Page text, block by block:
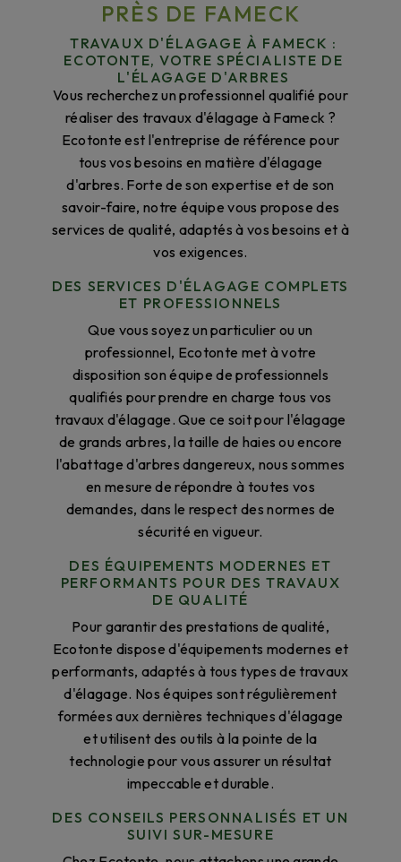
PRÈS DE FAMECK
TRAVAUX D'ÉLAGAGE À FAMECK :
ECOTONTE, VOTRE SPÉCIALISTE DE
L'ÉLAGAGE D'ARBRES
Vous recherchez un professionnel qualifié pour
réaliser des travaux d'élagage à Fameck ?
Ecotonte est l'entreprise de référence pour
tous vos besoins en matière d'élagage
d'arbres. Forte de son expertise et de son
savoir-faire, notre équipe vous propose des
services de qualité, adaptés à vos besoins et à
vos exigences.
DES SERVICES D'ÉLAGAGE COMPLETS
ET PROFESSIONNELS
Que vous soyez un particulier ou un
professionnel, Ecotonte met à votre
disposition son équipe de professionnels
qualifiés pour prendre en charge tous vos
travaux d'élagage. Que ce soit pour l'élagage
de grands arbres, la taille de haies ou encore
l'abattage d'arbres dangereux, nous sommes
en mesure de répondre à toutes vos
demandes, dans le respect des normes de
sécurité en vigueur.
DES ÉQUIPEMENTS MODERNES ET
PERFORMANTS POUR DES TRAVAUX
DE QUALITÉ
Pour garantir des prestations de qualité,
Ecotonte dispose d'équipements modernes et
performants, adaptés à tous types de travaux
d'élagage. Nos équipes sont régulièrement
formées aux dernières techniques d'élagage
et utilisent des outils à la pointe de la
technologie pour vous assurer un résultat
impeccable et durable.
DES CONSEILS PERSONNALISÉS ET UN
SUIVI SUR-MESURE